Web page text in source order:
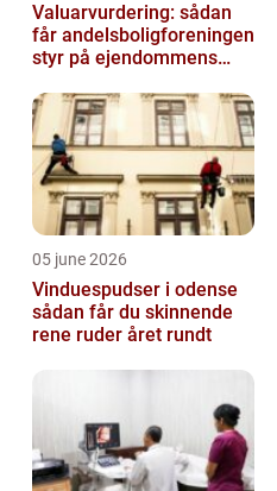
Valuarvurdering: sådan
får andelsboligforeningen
styr på ejendommens
05 june 2026
Vinduespudser i odense
sådan får du skinnende
rene ruder året rundt